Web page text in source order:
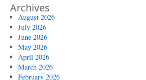
Archives
August 2026
July 2026
June 2026
May 2026
April 2026
March 2026
February 2026